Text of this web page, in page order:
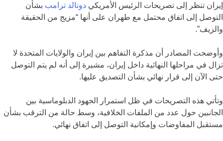
إيران تنظر إلى تصريحات الرئيس الأمريكي دونالد ترامب بشأن
التوصل إلى اتفاق محتمل مع طهران على أنها “مزيج من الحقيقة
والزيف”.
وأوضحت المصادر أن مذكرة التفاهم بين إيران والولايات المتحدة لا
تزال في مراحلها النهائية داخل إيران، مشيرة إلى أنه لم يتم التوصل
حتى الآن إلى قرار نهائي بشأن التصديق عليها.
وتأتي هذه التصريحات في ظل استمرار الجهود الدبلوماسية بين
الجانبين حول عدد من الملفات الخلافية، وسط حالة من الترقب بشأن
مستقبل المفاوضات وإمكانية التوصل إلى اتفاق نهائي.